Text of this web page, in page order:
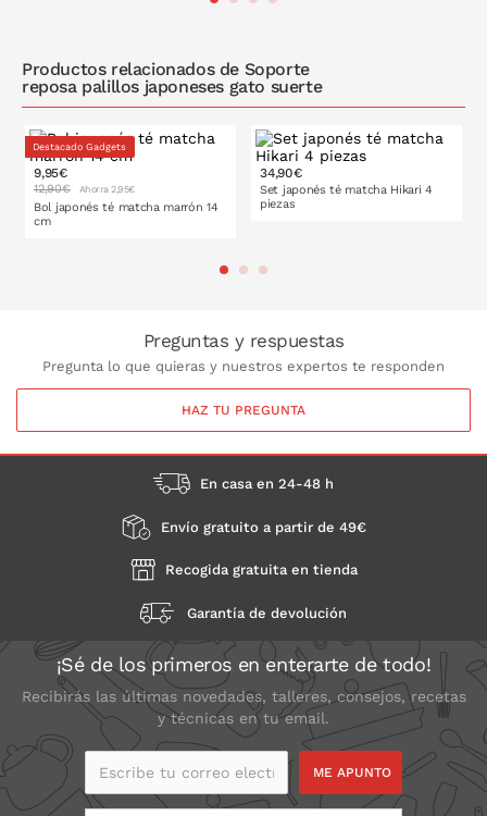
Productos relacionados de Soporte
reposa palillos japoneses gato suerte
Destacado Gadgets
9,95€
12,90€ Ahorra 2,95€
Bol japonés té matcha marrón 14
cm
34,90€
Set japonés té matcha Hikari 4
piezas
Preguntas y respuestas
Pregunta lo que quieras y nuestros expertos te responden
HAZ TU PREGUNTA
En casa en 24-48 h
Envío gratuito a partir de 49€
Recogida gratuita en tienda
Garantía de devolución
¡Sé de los primeros en enterarte de todo!
Recibirás las últimas novedades, talleres, consejos, recetas
y técnicas en tu email.
Escribe tu correo